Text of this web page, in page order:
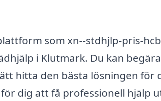
som xn--stdhjlp-pris-
i Klutmark. Du kan
hitta den bästa lösningen för
dig att få professionell hjälp